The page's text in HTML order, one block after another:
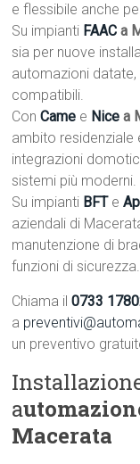
e flessibile anche
Su impianti FAAC a
sia per nuove
automazioni
compatibili.
ConCame e Nice a
ambito
integrazioni
sistemi più moderni.
Su impianti BFT e
aziendali di
manutenzione di
funzioni di sicurezza.
Chiama il0733
a
un preventivo
a
Macerata